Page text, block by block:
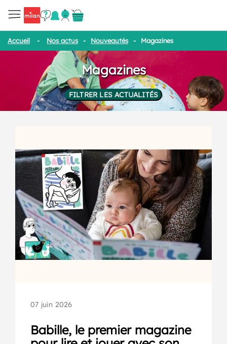
Accueil - Nos actus - Nouveautés - Magazines
Magazines
FILTRER LES ACTUALITÉS
07 juin 2026
Babille, le premier magazine